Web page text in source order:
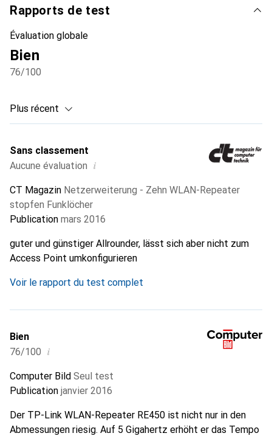
Rapports de test
Évaluation globale
Bien
76/100
Plus récent
Sans classement
Aucune évaluation i
CT Magazin Netzerweiterung - Zehn WLAN-Repeater
stopfen Funklöcher
Publication mars 2016
guter und günstiger Allrounder, lässt sich aber nicht zum
Access Point umkonfigurieren
Voir le rapport du test complet
Bien
76/100 i
Computer Bild Seul test
Publication janvier 2016
Der TP-Link WLAN-Repeater RE450 ist nicht nur in den
Abmessungen riesig. Auf 5 Gigahertz erhöht er das Tempo